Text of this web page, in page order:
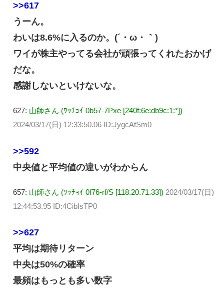
>>617
うーん。
わいは8.6%に入るのか。(´・ω・｀)
ワイが株主やってる会社が頑張ってくれたおかげ
だな。
感謝しないといけないな。
627: 山師さん (ﾜｯﾁｮｲ 0b57-7Pxe [240f:6e:db9c:1:*])
2024/03/17(日) 12:33:50.06 ID:JygcAtSm0
>>592
中央値と平均値の違いがわからん
657: 山師さん (ﾜｯﾁｮｲ 0f76-rf/S [118.20.71.33]) 2024/03/17(日)
12:44:53.95 ID:4CibIsTP0
>>627
平均は期待リターン
中央は50%の確率
最頻はもっとも多い数字